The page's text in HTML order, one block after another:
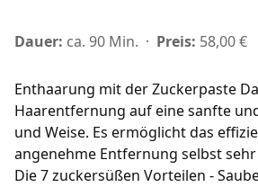
Dauer: ca. 90 Min. · Preis: 58,00 €
Enthaarung mit der Zuckerpaste
Haarentfernung auf eine sanfte
und Weise. Es ermöglicht das
angenehme Entfernung selbst
Die 7 zuckersüßen Vorteilen -